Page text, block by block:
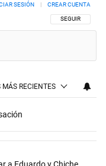
SIGA ESTA
SEGUIR
SESIÓN | CREAR CUENTA
MÁS RECIENTES
comentarios en los
VIP: piden
a Eduardo y Chiche